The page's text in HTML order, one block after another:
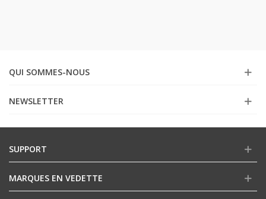
QUI SOMMES-NOUS
NEWSLETTER
SUPPORT
MARQUES EN VEDETTE